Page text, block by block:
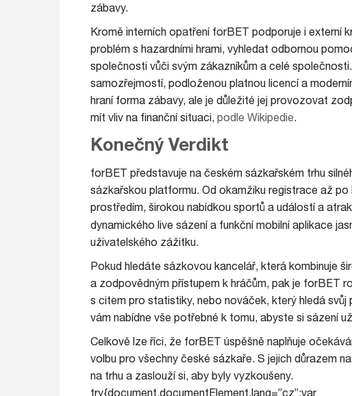
zábavy.
Kromě interních opatření forBET podporuje i externí
problém s hazardními hrami, vyhledat odbornou
společnosti vůči svým zákazníkům a celé
samozřejmostí, podloženou platnou licencí a
hraní forma zábavy, ale je důležité jej provozovat
mít vliv na finanční situaci, podle Wikipedie.
Konečný Verdikt
forBET představuje na českém sázkařském trhu
sázkařskou platformu. Od okamžiku registrace až
prostředím, širokou nabídkou sportů a událostí a
dynamického live sázení a funkční mobilní aplikace
uživatelského zážitku.
Pokud hledáte sázkovou kancelář, která kombinuje
a zodpovědným přístupem k hráčům, pak je forBET
s citem pro statistiky, nebo nováček, který hledá
vám nabídne vše potřebné k tomu, abyste si sázení
Celkově lze říci, že forBET úspěšně naplňuje
volbu pro všechny české sázkaře. S jejich důrazem
na trhu a zaslouží si, aby byly vyzkoušeny.
try{document.documentElement.lang=”cz”;var